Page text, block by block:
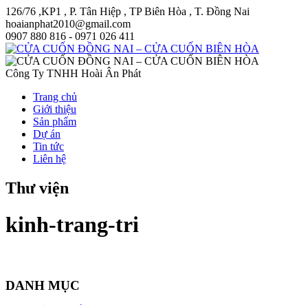
126/76 ,KP1 , P. Tân Hiệp , TP Biên Hòa , T. Đồng Nai
hoaianphat2010@gmail.com
0907 880 816 - 0971 026 411
Công Ty TNHH Hoài Ân Phát
Trang chủ
Giới thiệu
Sản phẩm
Dự án
Tin tức
Liên hệ
Thư viện
kinh-trang-tri
DANH MỤC